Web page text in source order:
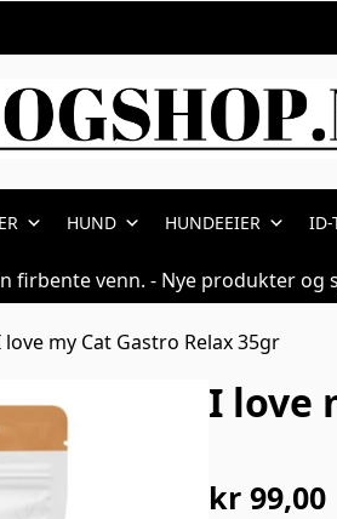
HUND HUNDEEIER ID-
firbente venn. - Nye produkter og
love my Cat Gastro Relax 35gr
I love
kr 99,00